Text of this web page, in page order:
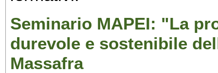
Seminario MAPEI: "La
durevole e sostenibile
Massafra